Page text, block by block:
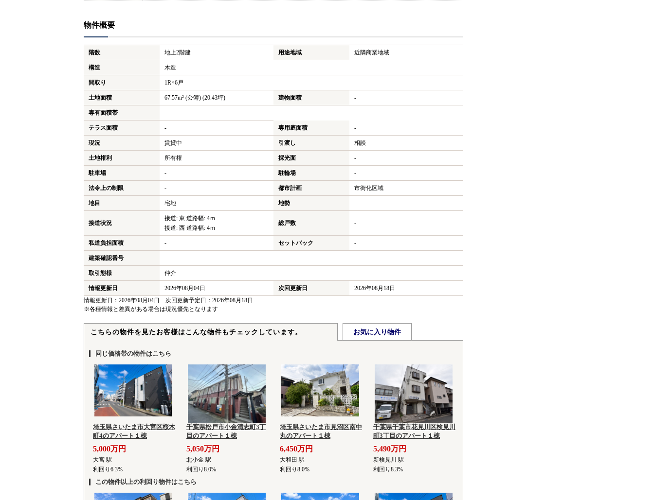
物件概要
階数 地上2階建 用途地域 近隣商業地域
構造 木造
間取り 1R×6戸
土地面積 67.57m² (公簿) (20.43坪) 建物面積 -
専有面積帯
テラス面積 - 専用庭面積 -
現況 賃貸中 引渡し 相談
土地権利 所有権 採光面 -
駐車場 - 駐輪場 -
法令上の制限 - 都市計画 市街化区域
地目 宅地 地勢
接道状況
接道: 東 道路幅: 4ｍ
接道: 西 道路幅: 4ｍ
総戸数 -
私道負担面積 - セットバック -
建築確認番号
取引態様 仲介
情報更新日 2026年08月04日 次回更新日
2026年08月18日
情報更新日：2026年08月04日 次回更新予定日：2026年08月18日
※各種情報と差異がある場合は現況優先となります
こちらの物件を見たお客様はこんな物件もチェックしています。 お気に入り物件
同じ価格帯の物件はこちら
埼玉県さいたま市大宮区桜木
町4のアパート１棟
5,000万円
大宮 駅
利回り6.3%
千葉県松戸市小金清志町3丁
目のアパート１棟
5,050万円
北小金 駅
利回り8.0%
埼玉県さいたま市見沼区南中
丸のアパート１棟
6,450万円
大和田 駅
利回り8.0%
千葉県千葉市花見川区検見川
町3丁目のアパート１棟
5,490万円
新検見川 駅
利回り8.3%
この物件以上の利回り物件はこちら